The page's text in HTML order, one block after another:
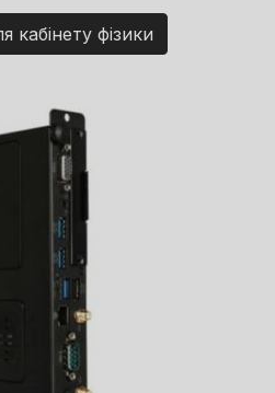
кабінету фізики